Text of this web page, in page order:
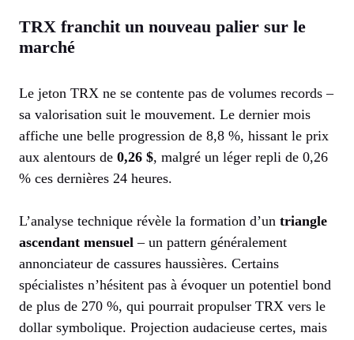
TRX franchit un nouveau palier sur le
marché
Le jeton TRX ne se contente pas de volumes records –
sa valorisation suit le mouvement. Le dernier mois
affiche une belle progression de 8,8 %, hissant le prix
aux alentours de 0,26 $, malgré un léger repli de 0,26
% ces dernières 24 heures.
L’analyse technique révèle la formation d’un triangle
ascendant mensuel – un pattern généralement
annonciateur de cassures haussières. Certains
spécialistes n’hésitent pas à évoquer un potentiel bond
de plus de 270 %, qui pourrait propulser TRX vers le
dollar symbolique. Projection audacieuse certes, mais